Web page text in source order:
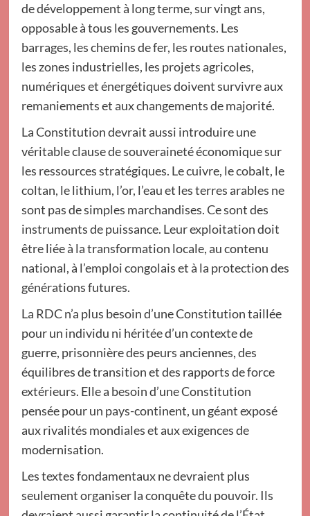
de développement à long terme, sur vingt ans,
opposable à tous les gouvernements. Les
barrages, les chemins de fer, les routes nationales,
les zones industrielles, les projets agricoles,
numériques et énergétiques doivent survivre aux
remaniements et aux changements de majorité.
La Constitution devrait aussi introduire une
véritable clause de souveraineté économique sur
les ressources stratégiques. Le cuivre, le cobalt, le
coltan, le lithium, l’or, l’eau et les terres arables ne
sont pas de simples marchandises. Ce sont des
instruments de puissance. Leur exploitation doit
être liée à la transformation locale, au contenu
national, à l’emploi congolais et à la protection des
générations futures.
La RDC n’a plus besoin d’une Constitution taillée
pour un individu ni héritée d’un contexte de
guerre, prisonnière des peurs anciennes, des
équilibres de transition et des rapports de force
extérieurs. Elle a besoin d’une Constitution
pensée pour un pays-continent, un géant exposé
aux rivalités mondiales et aux exigences de
modernisation.
Les textes fondamentaux ne devraient plus
seulement organiser la conquête du pouvoir. Ils